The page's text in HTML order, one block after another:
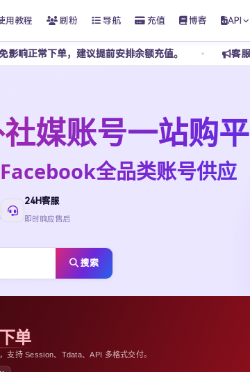
用教程 刷粉 导航 充值 博客 API
提前安排余额充值。 客服不接受任何私下转
媒账号一站购
全品类账号供应
24H客服
即时响应售后
搜索
单
支持 Session、Tdata、API 多格式交付。